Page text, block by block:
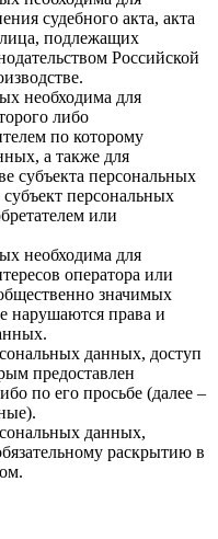
судебного акта, акта
подлежащих
Российской
необходима для
либо
по которому
а также для
субъекта персональных
персональных
или
необходима для
оператора или
значимых
нарушаются права и
данных, доступ
предоставлен
по его просьбе (далее –
данных,
раскрытию в